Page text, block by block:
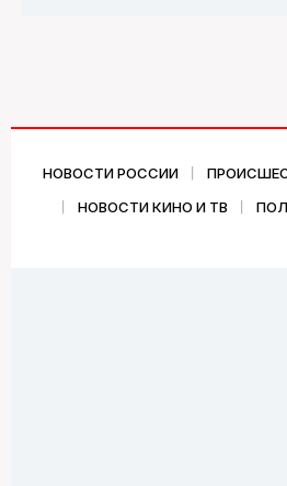
НОВОСТИ РОССИИ
НОВОСТИ КИНО И ТВ